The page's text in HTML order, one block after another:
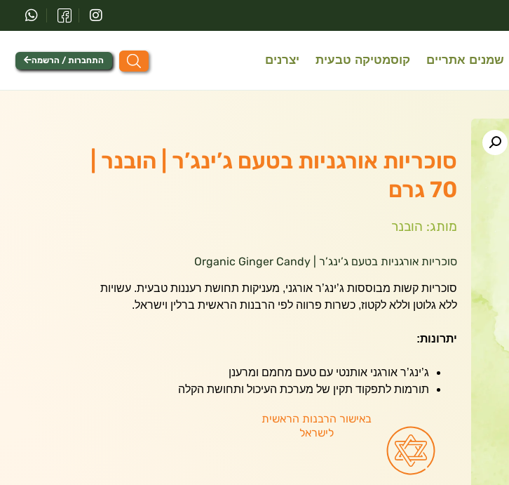
שמנים אתריים קוסמטיקה טבעית יצרנים התחברות / הרשמה
סוכריות אורגניות בטעם ג’ינג’ר | הובנר |
70 גרם
מותג: הובנר
סוכריות אורגניות בטעם ג’ינג’ר | Organic Ginger Candy
סוכריות קשות מבוססות ג’ינג’ר אורגני, מעניקות תחושת רעננות טבעית. עשויות
ללא גלוטן וללא לקטוז, כשרות פרווה לפי הרבנות הראשית ברלין וישראל.
יתרונות:
ג’ינג’ר אורגני אותנטי עם טעם מחמם ומרענן
תורמות לתפקוד תקין של מערכת העיכול ותחושת הקלה
באישור הרבנות הראשית
לישראל